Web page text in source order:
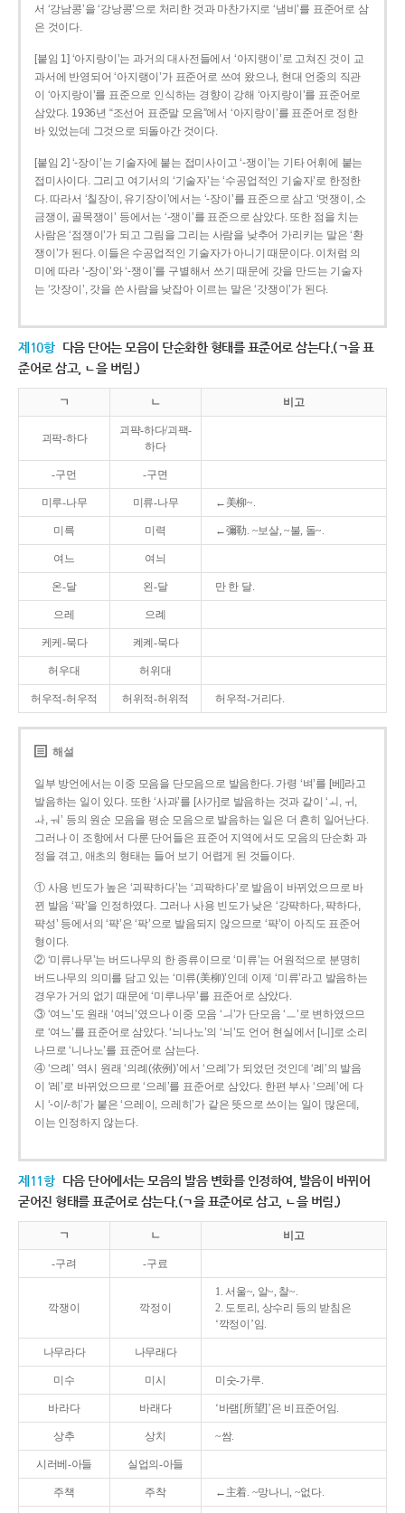
서 ‘강남콩’을 ‘강낭콩’으로 처리한 것과 마찬가지로 ‘냄비’를 표준어로 삼
은 것이다.
[붙임 1] ‘아지랑이’는 과거의 대사전들에서 ‘아지랭이’로 고쳐진 것이 교
과서에 반영되어 ‘아지랭이’가 표준어로 쓰여 왔으나, 현대 언중의 직관
이 ‘아지랑이’를 표준으로 인식하는 경향이 강해 ‘아지랑이’를 표준어로
삼았다. 1936년 “조선어 표준말 모음”에서 ‘아지랑이’를 표준어로 정한
바 있었는데 그것으로 되돌아간 것이다.
[붙임 2] ‘-장이’는 기술자에 붙는 접미사이고 ‘-쟁이’는 기타 어휘에 붙는
접미사이다. 그리고 여기서의 ‘기술자’는 ‘수공업적인 기술자’로 한정한
다. 따라서 ‘칠장이, 유기장이’에서는 ‘-장이’를 표준으로 삼고 ‘멋쟁이, 소
금쟁이, 골목쟁이’ 등에서는 ‘-쟁이’를 표준으로 삼았다. 또한 점을 치는
사람은 ‘점쟁이’가 되고 그림을 그리는 사람을 낮추어 가리키는 말은 ‘환
쟁이’가 된다. 이들은 수공업적인 기술자가 아니기 때문이다. 이처럼 의
미에 따라 ‘-장이’와 ‘-쟁이’를 구별해서 쓰기 때문에 갓을 만드는 기술자
는 ‘갓장이’, 갓을 쓴 사람을 낮잡아 이르는 말은 ‘갓쟁이’가 된다.
제10항 다음 단어는 모음이 단순화한 형태를 표준어로 삼는다.(ㄱ을 표
준어로 삼고, ㄴ을 버림.)
ㄱ ㄴ 비고
괴팍-하다
괴퍅-하다/괴팩-
하다
-구먼 -구면
미루-나무 미류-나무 ←美柳~.
미륵 미력 ←彌勒. ~보살, ~불, 돌~.
여느 여늬
온-달 왼-달 만 한 달.
으레 으례
케케-묵다 켸켸-묵다
허우대 허위대
허우적-허우적 허위적-허위적 허우적-거리다.
해설
일부 방언에서는 이중 모음을 단모음으로 발음한다. 가령 ‘벼’를 [베]라고
발음하는 일이 있다. 또한 ‘사과’를 [사가]로 발음하는 것과 같이 ‘ㅚ, ㅟ,
ㅘ, ㅝ’ 등의 원순 모음을 평순 모음으로 발음하는 일은 더 흔히 일어난다.
그러나 이 조항에서 다룬 단어들은 표준어 지역에서도 모음의 단순화 과
정을 겪고, 애초의 형태는 들어 보기 어렵게 된 것들이다.
① 사용 빈도가 높은 ‘괴퍅하다’는 ‘괴팍하다’로 발음이 바뀌었으므로 바
뀐 발음 ‘팍’을 인정하였다. 그러나 사용 빈도가 낮은 ‘강퍅하다, 퍅하다,
퍅성’ 등에서의 ‘퍅’은 ‘팍’으로 발음되지 않으므로 ‘퍅’이 아직도 표준어
형이다.
② ‘미류나무’는 버드나무의 한 종류이므로 ‘미류’는 어원적으로 분명히
버드나무의 의미를 담고 있는 ‘미류(美柳)’인데 이제 ‘미류’라고 발음하는
경우가 거의 없기 때문에 ‘미루나무’를 표준어로 삼았다.
③ ‘여느’도 원래 ‘여늬’였으나 이중 모음 ‘ㅢ’가 단모음 ‘ㅡ’로 변하였으므
로 ‘여느’를 표준어로 삼았다. ‘늬나노’의 ‘늬’도 언어 현실에서 [니]로 소리
나므로 ‘니나노’를 표준어로 삼는다.
④ ‘으례’ 역시 원래 ‘의례(依例)’에서 ‘으례’가 되었던 것인데 ‘례’의 발음
이 ‘레’로 바뀌었으므로 ‘으레’를 표준어로 삼았다. 한편 부사 ‘으레’에 다
시 ‘-이/-히’가 붙은 ‘으레이, 으레히’가 같은 뜻으로 쓰이는 일이 많은데,
이는 인정하지 않는다.
제11항 다음 단어에서는 모음의 발음 변화를 인정하여, 발음이 바뀌어
굳어진 형태를 표준어로 삼는다.(ㄱ을 표준어로 삼고, ㄴ을 버림.)
ㄱ ㄴ 비고
-구려 -구료
깍쟁이 깍정이
1. 서울~, 알~, 찰~.
2. 도토리, 상수리 등의 받침은
‘깍정이’임.
나무라다 나무래다
미수 미시 미숫-가루.
바라다 바래다 ‘바램[所望]’은 비표준어임.
상추 상치 ~쌈.
시러베-아들 실업의-아들
주책 주착 ←主着. ~망나니, ~없다.